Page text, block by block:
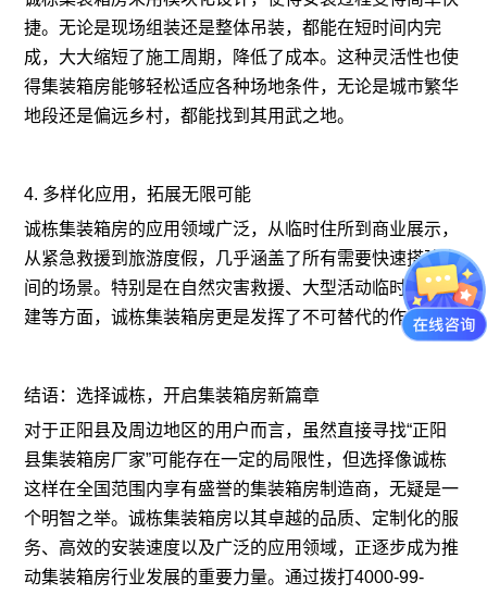
捷。无论是现场组装还是整体吊装，都能在短时间内完
成，大大缩短了施工周期，降低了成本。这种灵活性也使
得集装箱房能够轻松适应各种场地条件，无论是城市繁华
地段还是偏远乡村，都能找到其用武之地。
4. 多样化应用，拓展无限可能
诚栋集装箱房的应用领域广泛，从临时住所到商业展示，
从紧急救援到旅游度假，几乎涵盖了所有需要快速搭建空
间的场景。特别是在自然灾害救援、大型活动临时设施搭
建等方面，诚栋集装箱房更是发挥了不可替代的作用。
结语：选择诚栋，开启集装箱房新篇章
对于正阳县及周边地区的用户而言，虽然直接寻找“正阳
县集装箱房厂家”可能存在一定的局限性，但选择像诚栋
这样在全国范围内享有盛誉的集装箱房制造商，无疑是一
个明智之举。诚栋集装箱房以其卓越的品质、定制化的服
务、高效的安装速度以及广泛的应用领域，正逐步成为推
动集装箱房行业发展的重要力量。通过拨打4000-99-